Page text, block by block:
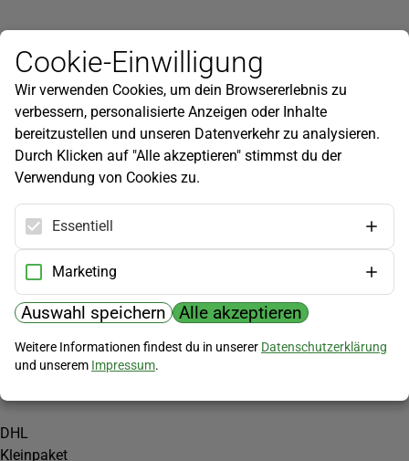
Newsletter
Infos zu neuen Produkten, Gartentipps und mehr findest du in
unserem Newsletter!
Jetzt anmelden
Hilfe
Kundenservice
Widerrufsbelehrung
Versandkosten
Zahlungsmöglichkeiten
PayPal
Vorkasse
Versand
DHL
Kleinpaket
Cookie-Einwilligung
Wir verwenden Cookies, um dein Browsererlebnis zu
verbessern, personalisierte Anzeigen oder Inhalte
bereitzustellen und unseren Datenverkehr zu analysieren.
Durch Klicken auf "Alle akzeptieren" stimmst du der
Verwendung von Cookies zu.
Essentiell
Marketing
Auswahl speichern Alle akzeptieren
Weitere Informationen findest du in unserer Datenschutzerklärung
und unserem Impressum.